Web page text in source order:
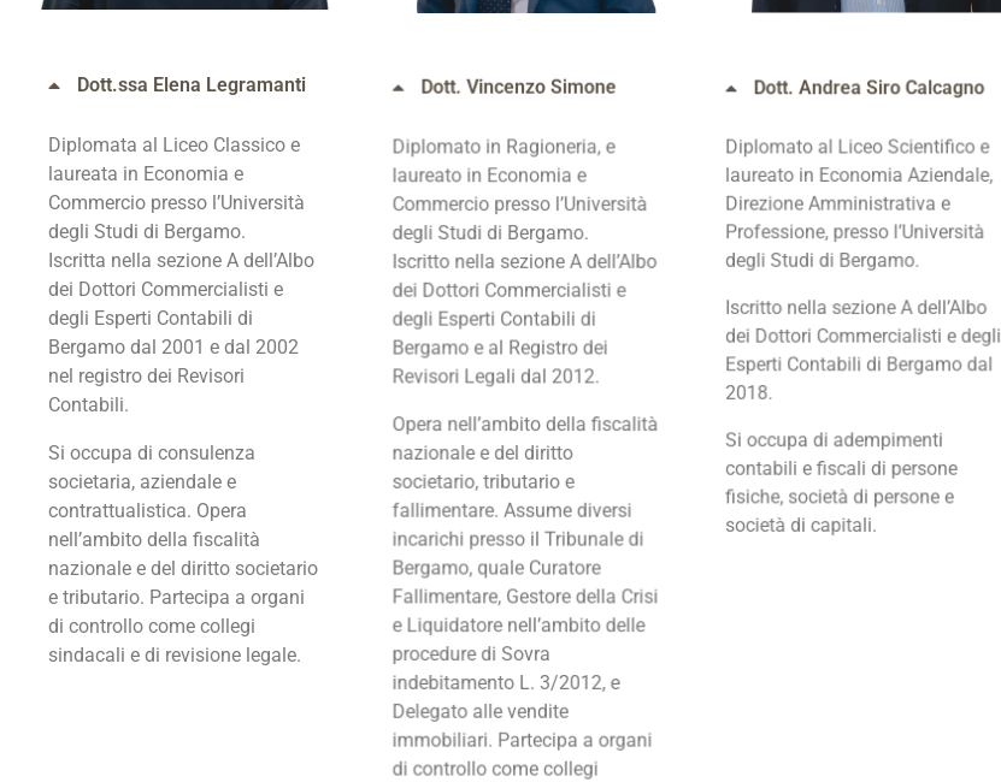
Dott.ssa Elena Legramanti
Diplomata al Liceo Classico e
laureata in Economia e
Commercio presso l’Università
degli Studi di Bergamo.
Iscritta nella sezione A dell’Albo
dei Dottori Commercialisti e
degli Esperti Contabili di
Bergamo dal 2001 e dal 2002
nel registro dei Revisori
Contabili.
Si occupa di consulenza
societaria, aziendale e
contrattualistica. Opera
nell’ambito della fiscalità
nazionale e del diritto societario
e tributario. Partecipa a organi
di controllo come collegi
sindacali e di revisione legale.
Dott. Vincenzo Simone
Diplomato in Ragioneria, e
laureato in Economia e
Commercio presso l’Università
degli Studi di Bergamo.
Iscritto nella sezione A dell’Albo
dei Dottori Commercialisti e
degli Esperti Contabili di
Bergamo e al Registro dei
Revisori Legali dal 2012.
Opera nell’ambito della fiscalità
nazionale e del diritto
societario, tributario e
fallimentare. Assume diversi
incarichi presso il Tribunale di
Bergamo, quale Curatore
Fallimentare, Gestore della Crisi
e Liquidatore nell’ambito delle
procedure di Sovra
indebitamento L. 3/2012, e
Delegato alle vendite
immobiliari. Partecipa a organi
di controllo come collegi
Dott. Andrea Siro Calcagno
Diplomato al Liceo Scientifico e
laureato in Economia Aziendale,
Direzione Amministrativa e
Professione, presso l’Università
degli Studi di Bergamo.
Iscritto nella sezione A dell’Albo
dei Dottori Commercialisti e degli
Esperti Contabili di Bergamo dal
2018.
Si occupa di adempimenti
contabili e fiscali di persone
fisiche, società di persone e
società di capitali.